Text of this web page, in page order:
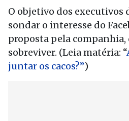
O objetivo dos executivos
sondar o interesse do
proposta pela companhia,
sobreviver. (Leia matéria: “
juntar os cacos?”)